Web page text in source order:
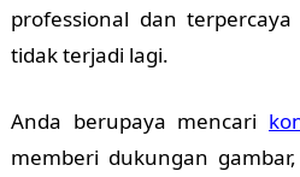
professional dan
tidak terjadi lagi.
Anda berupaya mencari
memberi dukungan